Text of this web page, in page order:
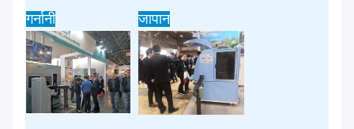
गर्नानी जापान